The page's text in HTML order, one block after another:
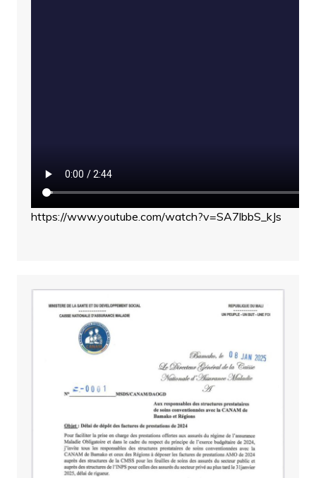
https://www.youtube.com/watch?v=SA7lbbS_kJs